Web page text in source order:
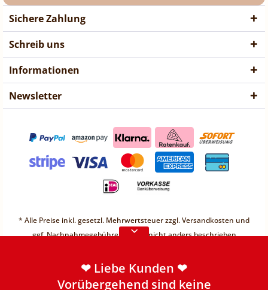
Vorübergehend sind keine
Bestellungen möglich.
❤ Liebe Kunden ❤
Vorübergehend sind keine
Sichere Zahlung
Schreib uns
Informationen
Newsletter
* Alle Preise inkl. gesetzl. Mehrwertsteuer zzgl.Versandkosten und
ggf. Nachnahmegebühren, wenn nicht anders beschrieben
Mindermengenzuschlag von 2,49€
* Preis "vorher" ist unser günstigster Preis der letzten 30 Tage.